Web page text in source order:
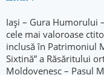
Iași – Gura Humorului
cele mai valoroase
inclusă în Patrimoniul
Sixtină” a Răsăritului
Moldovenesc – Pasul